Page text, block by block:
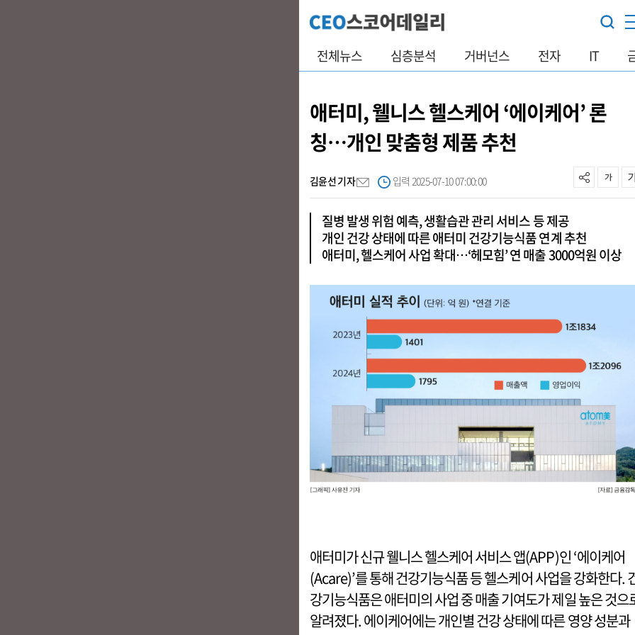
전체뉴스 심층분석 거버넌스 전자 IT
애터미, 웰니스 헬스케어 ‘에이케어’ 론
칭…개인 맞춤형 제품 추천
김윤선 기자 입력 2025-07-10 07:00:00
질병 발생 위험 예측, 생활습관 관리 서비스 등 제공
개인 건강 상태에 따른 애터미 건강기능식품 연계 추천
애터미, 헬스케어 사업 확대…‘헤모힘’ 연 매출 3000억원 이상
애터미가 신규 웰니스 헬스케어 서비스 앱(APP)인 ‘에이케어
(Acare)’를 통해 건강기능식품 등 헬스케어 사업을 강화한다.
강기능식품은 애터미의 사업 중 매출 기여도가 제일 높은 것으
알려졌다. 에이케어에는 개인별 건강 상태에 따른 영양 성분과